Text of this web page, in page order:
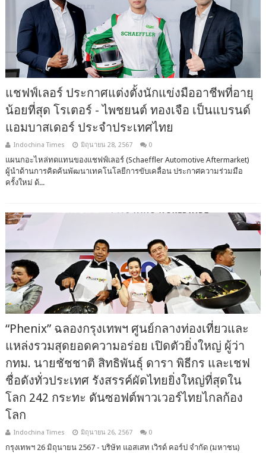
แชฟฟ์เลอร์ ประกาศแต่งตั้งนักแข่งมืออาชีพที่อายุ
น้อยที่สุด โรเตอร์ - ไพชยนต์ ทองเจือ เป็นแบรนด์
แอมบาสเดอร์ ประจำประเทศไทย
Indochina Times มิถุนายน 28, 2567 0
แผนกอะไหล่ทดแทนของแชฟฟ์เลอร์ (Schaeffler Automotive Aftermarket)
ผู้นำด้านการคิดค้นพัฒนาเทคโนโลยีการขับเคลื่อน ประกาศความร่วมมือ
ครั้งใหม่ ด้...
“Phenix” ฉลองกรุงเทพฯ ศูนย์กลางท่องเที่ยวและ
แหล่งรวมสุดยอดความอร่อย เปิดตัวยิ่งใหญ่ ผู้ว่า
กทม. นายชัชชาติ สิทธิพันธุ์ ดารา พิธีกร และเชฟ
ชื่อดังทั่วประเทศ รังสรรค์ผัดไทยยิ่งใหญ่ที่สุดใน
โลก 242 กระทะ ดันซอฟต์พาวเวอร์ไทยไกลก้อง
โลก
Indochina Times มิถุนายน 26, 2567 0
กรุงเทพฯ 26 มิถุนายน 2567 - บริษัท แอสเสท เวิรด์ คอร์ป จํากัด (มหาชน)